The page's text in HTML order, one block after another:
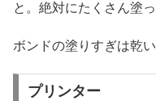
と。絶対にたくさん塗
ボンドの塗りすぎは乾
プリンター